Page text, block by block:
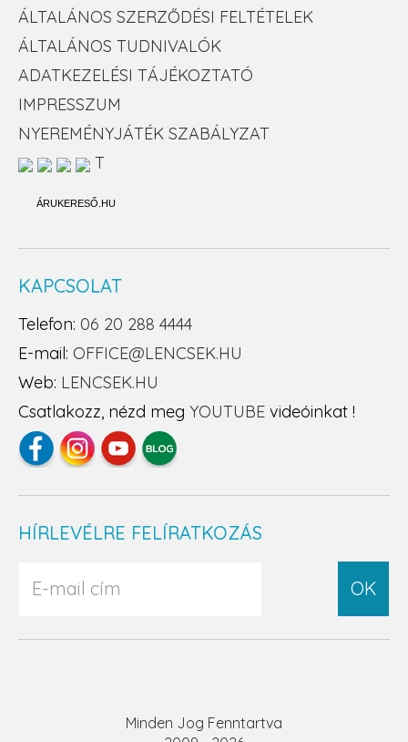
ÁLTALÁNOS SZERZŐDÉSI FELTÉTELEK
ÁLTALÁNOS TUDNIVALÓK
ADATKEZELÉSI TÁJÉKOZTATÓ
IMPRESSZUM
NYEREMÉNYJÁTÉK SZABÁLYZAT
T
ÁRUKERESŐ.HU
KAPCSOLAT
Telefon: 06 20 288 4444
E-mail: OFFICE@LENCSEK.HU
Web: LENCSEK.HU
Csatlakozz, nézd meg YOUTUBE videóinkat !
HÍRLEVÉLRE FELÍRATKOZÁS
OK
Minden Jog Fenntartva